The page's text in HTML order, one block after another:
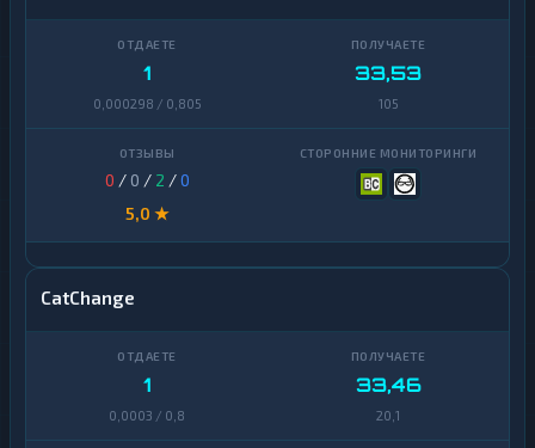
1
0,000298 / 0,805
33,53
105
0 / 0 / 2 /0
5,0 ★
CatChange
1
0,0003 / 0,8
33,46
20,1